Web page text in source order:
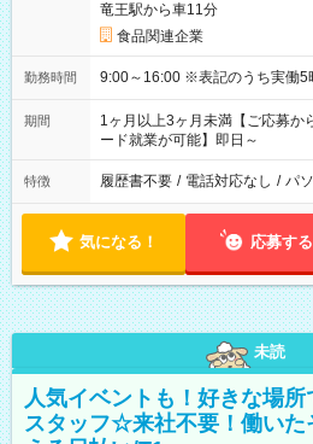
竜王駅から車11分
食品関連企業
勤務時間 9:00～16:00 ※表記のうち
期間
1ヶ月以上3ヶ月未満【ご応募か
ード就業が可能】即日～
特徴 履歴書不要 / 電話対応なし / パ
気になる！ 応募する
未読
人気イベントも！好きな場所
スタッフ☆来社不要！働いた